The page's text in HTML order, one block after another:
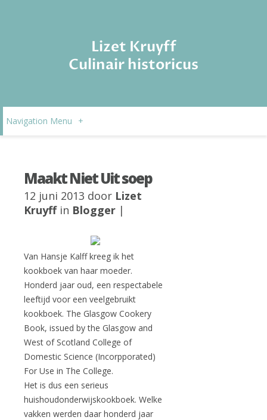
Lizet Kruyff
Culinair historicus
Navigation Menu +
Maakt Niet Uit soep
12 juni 2013 door Lizet
Kruyffin Blogger |
Van Hansje Kalff kreeg ik het
kookboek van haar moeder.
Honderd jaar oud, een respectabele
leeftijd voor een veelgebruikt
kookboek. The Glasgow Cookery
Book, issued by the Glasgow and
West of Scotland College of
Domestic Science (Incorpporated)
For Use in The College.
Het is dus een serieus
huishoudonderwijskookboek. Welke
vakken werden daar honderd jaar